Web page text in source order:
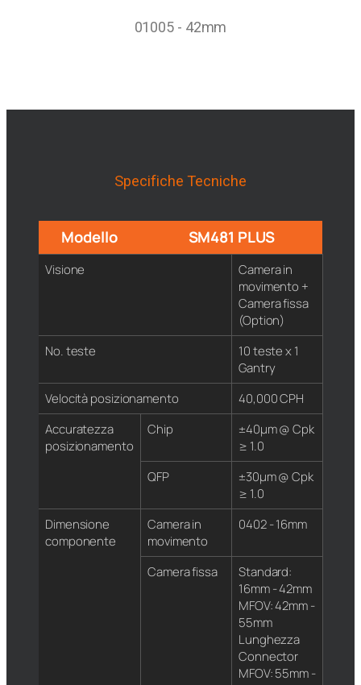
01005 - 42mm
Specifiche Tecniche
Modello SM481 PLUS
Visione
Camera in
movimento +
Camera fissa
(Option)
No. teste
10 teste x 1
Gantry
Velocità posizionamento
40,000 CPH
Accuratezza
posizionamento
Chip
±40μm @ Cpk
≥ 1.0
QFP
±30μm @ Cpk
≥ 1.0
Dimensione
componente
Camera in
movimento
0402 - 16mm
Camera fissa
Standard:
16mm - 42mm
MFOV: 42mm -
55mm
Lunghezza
Connector
MFOV: 55mm -